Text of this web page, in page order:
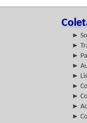
►
►
►
►
►
►
►
►
►